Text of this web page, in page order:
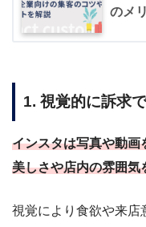
のメ
1. 視覚的に訴求
インスタは写真や動画
美しさや店内の雰囲気
視覚により食欲や来店